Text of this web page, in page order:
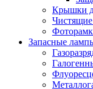
Крышки
Чистящие
Запасные